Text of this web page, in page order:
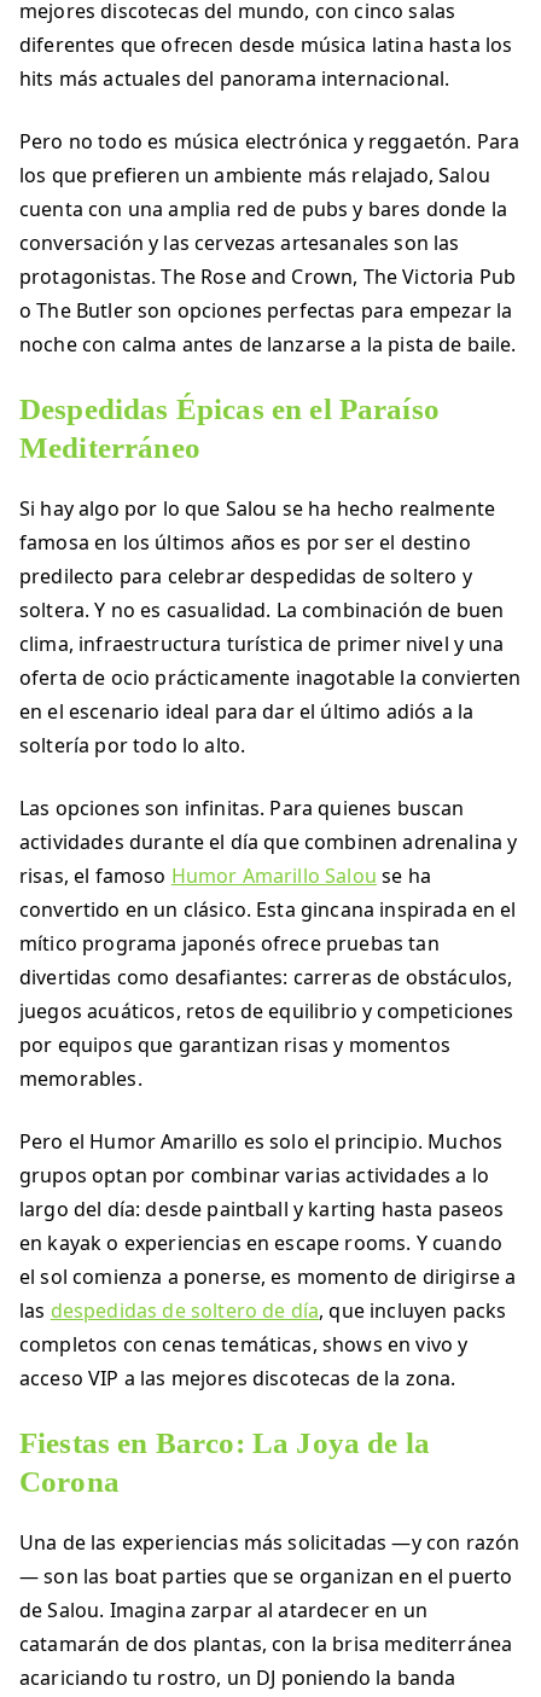
mejores discotecas del mundo, con cinco salas
diferentes que ofrecen desde música latina hasta los
hits más actuales del panorama internacional.
Pero no todo es música electrónica y reggaetón. Para
los que prefieren un ambiente más relajado, Salou
cuenta con una amplia red de pubs y bares donde la
conversación y las cervezas artesanales son las
protagonistas. The Rose and Crown, The Victoria Pub
o The Butler son opciones perfectas para empezar la
noche con calma antes de lanzarse a la pista de baile.
Despedidas Épicas en el Paraíso
Mediterráneo
Si hay algo por lo que Salou se ha hecho realmente
famosa en los últimos años es por ser el destino
predilecto para celebrar despedidas de soltero y
soltera. Y no es casualidad. La combinación de buen
clima, infraestructura turística de primer nivel y una
oferta de ocio prácticamente inagotable la convierten
en el escenario ideal para dar el último adiós a la
soltería por todo lo alto.
Las opciones son infinitas. Para quienes buscan
actividades durante el día que combinen adrenalina y
risas, el famoso Humor Amarillo Salou se ha
convertido en un clásico. Esta gincana inspirada en el
mítico programa japonés ofrece pruebas tan
divertidas como desafiantes: carreras de obstáculos,
juegos acuáticos, retos de equilibrio y competiciones
por equipos que garantizan risas y momentos
memorables.
Pero el Humor Amarillo es solo el principio. Muchos
grupos optan por combinar varias actividades a lo
largo del día: desde paintball y karting hasta paseos
en kayak o experiencias en escape rooms. Y cuando
el sol comienza a ponerse, es momento de dirigirse a
las despedidas de soltero de día, que incluyen packs
completos con cenas temáticas, shows en vivo y
acceso VIP a las mejores discotecas de la zona.
Fiestas en Barco: La Joya de la
Corona
Una de las experiencias más solicitadas —y con razón
— son las boat parties que se organizan en el puerto
de Salou. Imagina zarpar al atardecer en un
catamarán de dos plantas, con la brisa mediterránea
acariciando tu rostro, un DJ poniendo la banda